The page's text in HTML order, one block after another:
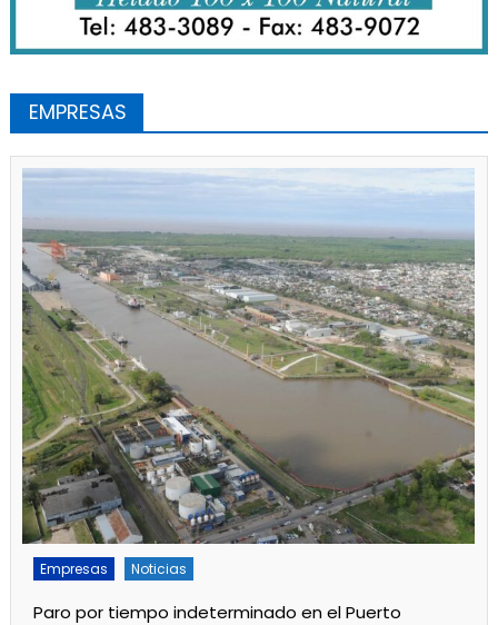
EMPRESAS
Empresas Noticias
Por mejoras en el servicio cortan el agua de 11 a 15